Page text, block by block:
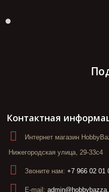
Контактная
Интернет магазин
Нижегородская улица, 29-33с4
Звоните нам: +7 966 02 01
E-mail: